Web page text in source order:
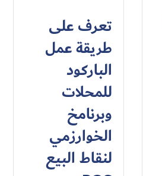
تعرف على
طريقة عمل
الباركود
للمحلات
وبرنامخ
الخوارزمي
لنقاط البيع